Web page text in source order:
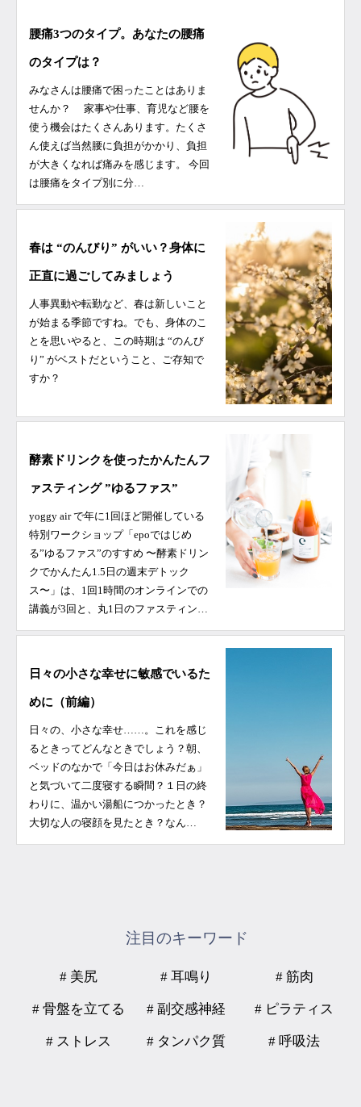
腰痛3つのタイプ。あなたの腰痛
のタイプは？
みなさんは腰痛で困ったことはありま
せんか？ 家事や仕事、育児など腰を
使う機会はたくさんあります。たくさ
ん使えば当然腰に負担がかかり、負担
が大きくなれば痛みを感じます。 今回
は腰痛をタイプ別に分…
春は “のんびり” がいい？身体に
正直に過ごしてみましょう
人事異動や転勤など、春は新しいこと
が始まる季節ですね。でも、身体のこ
とを思いやると、この時期は “のんび
り” がベストだということ、ご存知で
すか？
酵素ドリンクを使ったかんたんフ
ァスティング ”ゆるファス”
yoggy air で年に1回ほど開催している
特別ワークショップ「epoではじめ
る”ゆるファス”のすすめ 〜酵素ドリン
クでかんたん1.5日の週末デトック
ス〜」は、1回1時間のオンラインでの
講義が3回と、丸1日のファスティン…
日々の小さな幸せに敏感でいるた
めに（前編）
日々の、小さな幸せ……。これを感じ
るときってどんなときでしょう？朝、
ベッドのなかで「今日はお休みだぁ」
と気づいて二度寝する瞬間？１日の終
わりに、温かい湯船につかったとき？
大切な人の寝顔を見たとき？なん…
注目のキーワード
# 美尻 # 耳鳴り # 筋肉
# 骨盤を立てる # 副交感神経 # ピラティス
# ストレス # タンパク質 # 呼吸法